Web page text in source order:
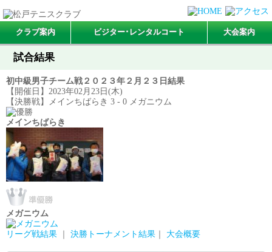
クラブ案内 ビジター･レンタルコート 大会案内
試合結果
初中級男子チーム戦２０２３年２月２３日結果
【開催日】2023年02月23日(木)
【決勝戦】メインちばらき 3 - 0 メガニウム
メインちばらき
メガニウム
リーグ戦結果 決勝トーナメント結果 大会概要